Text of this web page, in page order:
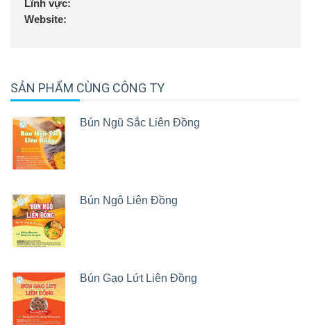
Lĩnh vực:
Website:
SẢN PHẨM CÙNG CÔNG TY
Bún Ngũ Sắc Liên Đồng
Bún Ngô Liên Đồng
Bún Gạo Lứt Liên Đồng